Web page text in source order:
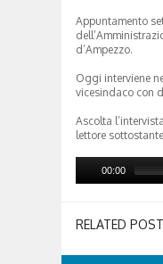
Appuntamento
d’Ampezzo.
Oggi interviene
vicesindaco con
Ascolta
lettore
00:00
RELATED